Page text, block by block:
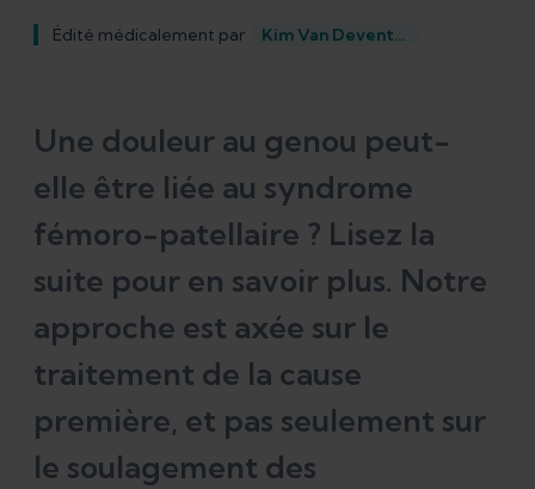
Édité médicalement par Kim Van Deventer
Une douleur au genou peut-
elle être liée au syndrome
fémoro-patellaire ? Lisez la
suite pour en savoir plus. Notre
approche est axée sur le
traitement de la cause
première, et pas seulement sur
le soulagement des